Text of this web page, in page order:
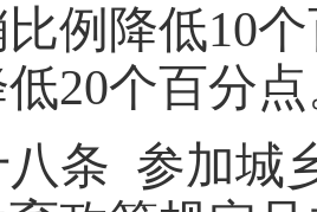
例降低10
20个百分
条 参加城